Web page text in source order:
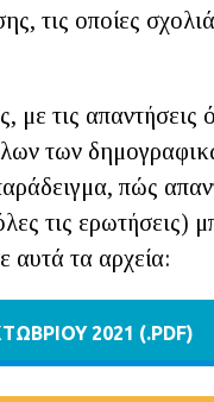
τις οποίες
με τις απαντήσεις
των
πώς
τις ερωτήσεις)
αυτά τα αρχεία:
2021 (.PDF)